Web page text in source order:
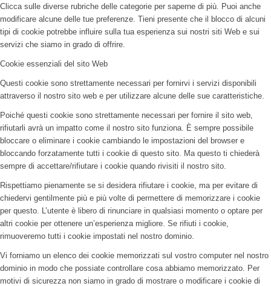
Clicca sulle diverse rubriche delle categorie per saperne di più. Puoi anche
modificare alcune delle tue preferenze. Tieni presente che il blocco di alcuni
tipi di cookie potrebbe influire sulla tua esperienza sui nostri siti Web e sui
servizi che siamo in grado di offrire.
Cookie essenziali del sito Web
Questi cookie sono strettamente necessari per fornirvi i servizi disponibili
attraverso il nostro sito web e per utilizzare alcune delle sue caratteristiche.
Poiché questi cookie sono strettamente necessari per fornire il sito web,
rifiutarli avrà un impatto come il nostro sito funziona. È sempre possibile
bloccare o eliminare i cookie cambiando le impostazioni del browser e
bloccando forzatamente tutti i cookie di questo sito. Ma questo ti chiederà
sempre di accettare/rifiutare i cookie quando rivisiti il nostro sito.
Rispettiamo pienamente se si desidera rifiutare i cookie, ma per evitare di
chiedervi gentilmente più e più volte di permettere di memorizzare i cookie
per questo. L’utente è libero di rinunciare in qualsiasi momento o optare per
altri cookie per ottenere un’esperienza migliore. Se rifiuti i cookie,
rimuoveremo tutti i cookie impostati nel nostro dominio.
Vi forniamo un elenco dei cookie memorizzati sul vostro computer nel nostro
dominio in modo che possiate controllare cosa abbiamo memorizzato. Per
motivi di sicurezza non siamo in grado di mostrare o modificare i cookie di